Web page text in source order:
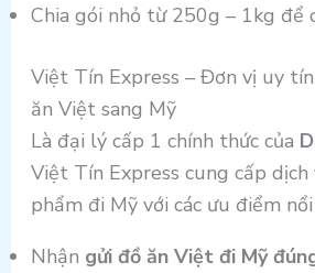
Chia gói nhỏ từ 250g – 1kg để
Việt Tín Express – Đơn vị uy
ăn Việt sang Mỹ
Là đại lý cấp 1 chính thức của
Việt Tín Express cung cấp
phẩm đi Mỹ với các ưu điểm
Nhận gửi đồ ăn Việt đi Mỹ